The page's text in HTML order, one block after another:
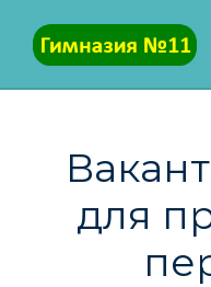
content
для